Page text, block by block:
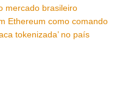
mercado brasileiro
Ethereum como comando
tokenizada’ no país